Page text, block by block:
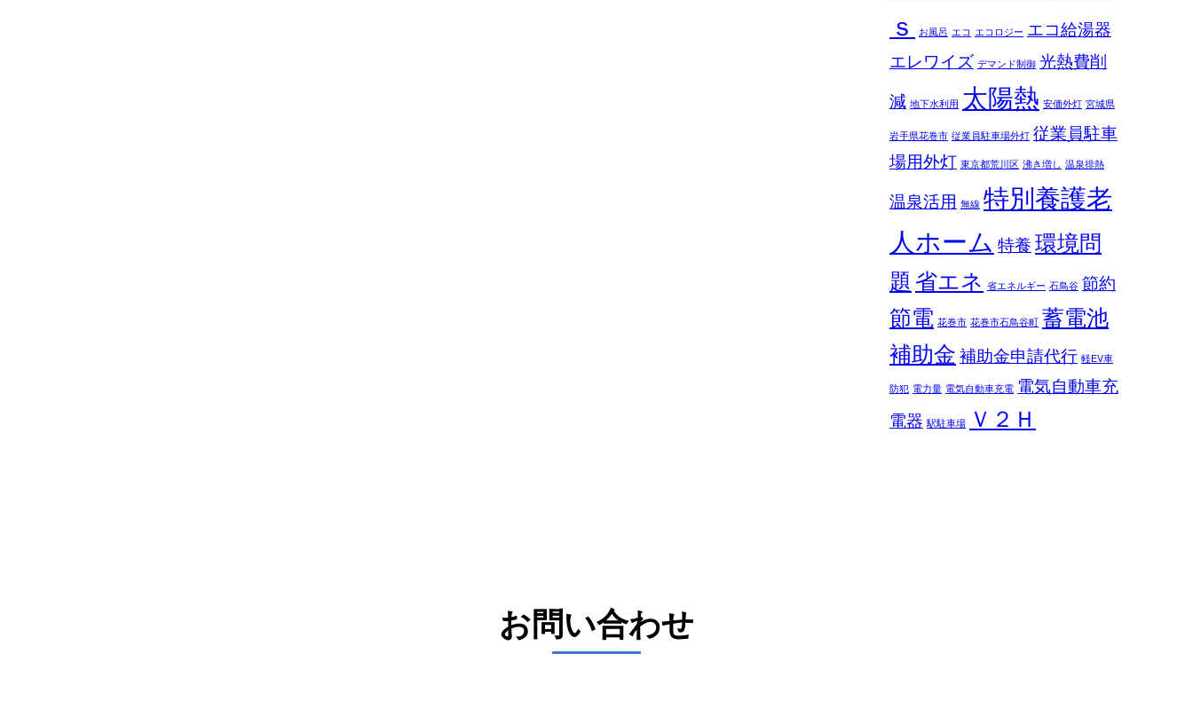
ｓ
お風呂 エコ エコロジー エコ給湯器
エレワイズ デマンド制御 光熱費削
減 地下水利用 太陽熱 安価外灯 宮城県
岩手県花巻市 従業員駐車場外灯 従業員駐車
場用外灯 東京都荒川区 沸き増し 温泉排熱
温泉活用 無線 特別養護老
人ホーム 特養環境問
題 省エネ 省エネルギー 石鳥谷 節約
節電 花巻市 花巻市石鳥谷町 蓄電池
補助金補助金申請代行 軽EV車
防犯 電力量 電気自動車充電 電気自動車充
電器 駅駐車場 Ｖ２Ｈ
お問い合わせ